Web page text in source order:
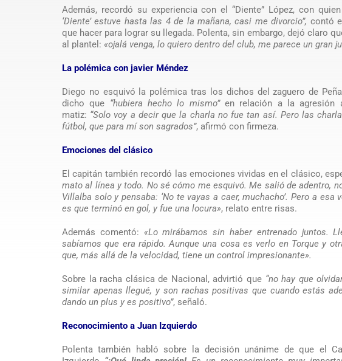
Además, recordó su experiencia con el “Diente” López, con
‘Diente’ estuve hasta las 4 de la mañana, casi me divorcio”, contó
que hacer para lograr su llegada. Polenta, sin embargo, dejó claro
al plantel: «ojalá venga, lo quiero dentro del club, me parece un gran
La polémica con javier Méndez
Diego no esquivó la polémica tras los dichos del zaguero de
dicho que “hubiera hecho lo mismo”en relación a la agresión
matiz: “Solo voy a decir que la charla no fue tan así. Pero las
fútbol, que para mí son sagrados”, afirmó con firmeza.
Emociones del clásico
El capitán también recordó las emociones vividas en el clásico,
mato al línea y todo. No sé cómo me esquivó. Me salió de adentro,
Villalba solo y pensaba: ‘No te vayas a caer, muchacho’. Pero a
es que terminó en gol, y fue una locura», relato entre risas.
Además comentó: «Lo mirábamos sin haber entrenado juntos.
sabíamos que era rápido. Aunque una cosa es verlo en Torque y
que, más allá de la velocidad, tiene un control impresionante».
Sobre la racha clásica de Nacional, advirtió que “no hay que
similar apenas llegué, y son rachas positivas que cuando estás
dando un plus y es positivo”, señaló.
Reconocimiento a Juan Izquierdo
Polenta también habló sobre la decisión unánime de que el